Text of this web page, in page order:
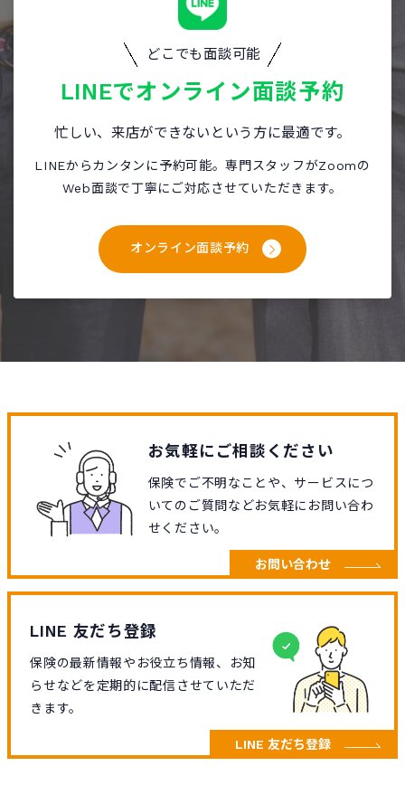
どこでも面談可能
LINEでオンライン面談予約
忙しい、来店ができないという方に最適です。
LINEからカンタンに予約可能。専門スタッフがZoomの
Web面談で丁寧にご対応させていただきます。
オンライン面談予約
お気軽にご相談ください
保険でご不明なことや、サービスにつ
いてのご質問などお気軽にお問い合わ
せください。
お問い合わせ
LINE 友だち登録
保険の最新情報やお役立ち情報、お知
らせなどを定期的に配信させていただ
きます。
LINE 友だち登録